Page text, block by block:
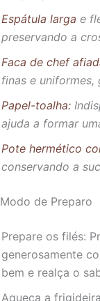
Espátula larga e
preservando a
Faca de chef
finas e
Papel-toalha:
ajuda a formar
Pote hermético
conservando a
Modo de Preparo
Prepare os filés:
generosamente
bem e realça o
Aqueça a